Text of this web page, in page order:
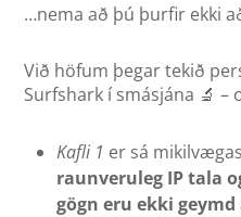
…nema að þú þurfir ekki
Við höfum þegar tekið
Surfshark í smásjána 🔬 –
Kafli 1 er sá
raunveruleg IP tala
gögn eru ekki geymd